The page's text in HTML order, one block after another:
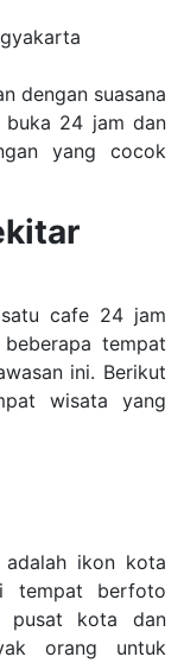
dengan suasana
24 jam dan
yang cocok
cafe 24 jam
tempat
ini. Berikut
wisata yang
ikon kota
tempat berfoto
pusat kota dan
orang untuk